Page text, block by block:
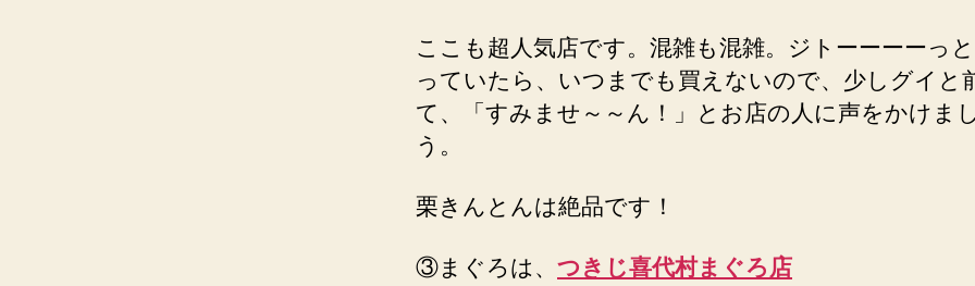
ここも超人気店です。混雑も混雑。ジトーーーーっ
っていたら、いつまでも買えないので、少しグイと
て、「すみませ～～ん！」とお店の人に声をかけま
う。
栗きんとんは絶品です！
③まぐろは、 つきじ喜代村まぐろ店